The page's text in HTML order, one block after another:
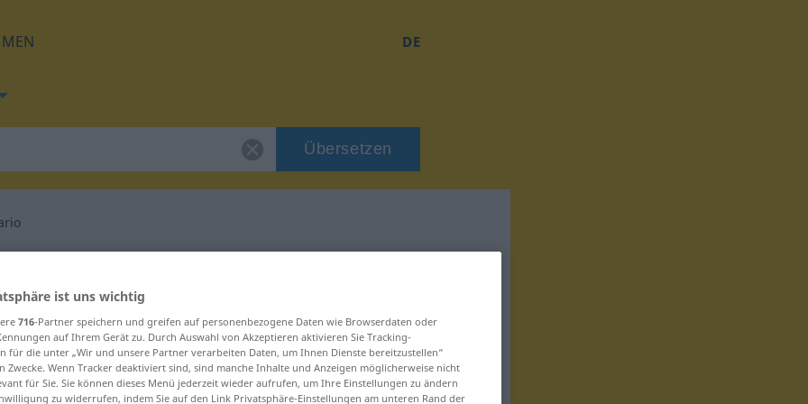
DE
Übersetzen
für "suplementario"
ist uns wichtig
716-Partner speichern und greifen auf personenbezogene Daten wie Browserdaten oder
auf Ihrem Gerät zu. Durch Auswahl von Akzeptieren aktivieren Sie Tracking-
für die unter „Wir und unsere Partner verarbeiten Daten, um Ihnen Dienste bereitzustellen“
Zwecke. Wenn Tracker deaktiviert sind, sind manche Inhalte und Anzeigen möglicherweise nicht
für Sie. Sie können dieses Menü jederzeit wieder aufrufen, um Ihre Einstellungen zu ändern
zu widerrufen, indem Sie auf den Link Privatsphäre-Einstellungen am unteren Rand der